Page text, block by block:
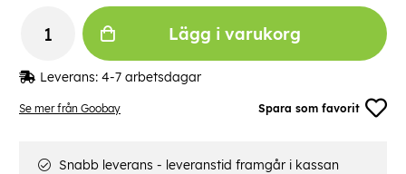
Se mer från Goobay Spara som favorit
Lägg i varukorg
Leverans: 4-7 arbetsdagar
Snabb leverans - leveranstid framgår i kassan